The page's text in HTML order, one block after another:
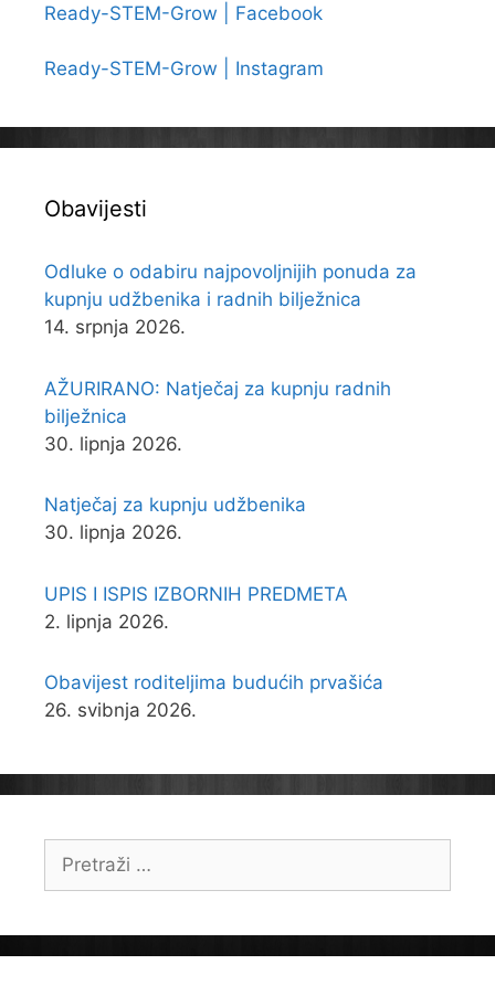
Ready-STEM-Grow | Facebook
Ready-STEM-Grow | Instagram
Obavijesti
Odluke o odabiru najpovoljnijih ponuda za
kupnju udžbenika i radnih bilježnica
14. srpnja 2026.
AŽURIRANO: Natječaj za kupnju radnih
bilježnica
30. lipnja 2026.
Natječaj za kupnju udžbenika
30. lipnja 2026.
UPIS I ISPIS IZBORNIH PREDMETA
2. lipnja 2026.
Obavijest roditeljima budućih prvašića
26. svibnja 2026.
Pretraži: